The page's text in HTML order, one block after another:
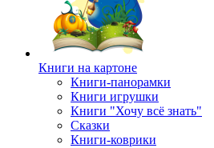
Книги на картоне
Книги-панорамки
Книги игрушки
Книги "Хочу всё знать"
Сказки
Книги-коврики